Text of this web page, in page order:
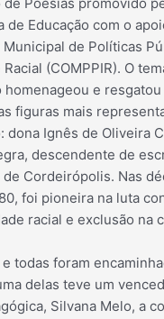
de Educação com o
de Políticas
(COMPPIR). O
homenageou e
figuras mais
dona Ignês de Oliveira
descendente de
de Cordeirópolis. Nas
foi pioneira na luta
racial e exclusão na
todas foram
delas teve um
Silvana Melo, a